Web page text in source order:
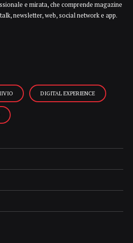
e mirata, che comprende magazine
newsletter, web, social network e app.
DIGITAL EXPERIENCE